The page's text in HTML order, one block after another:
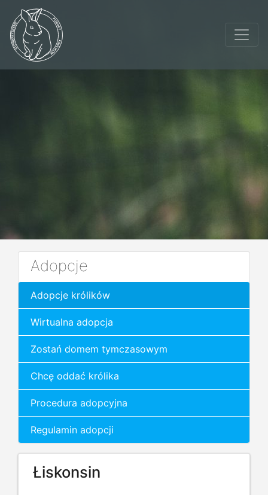
Adopcje
Adopcje królików
Wirtualna adopcja
Zostań domem tymczasowym
Chcę oddać królika
Procedura adopcyjna
Regulamin adopcji
Łiskonsin